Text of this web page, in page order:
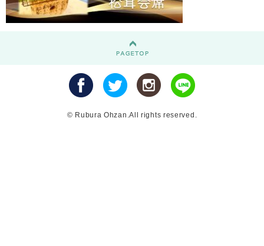
© Rubura Ohzan.All rights reserved.